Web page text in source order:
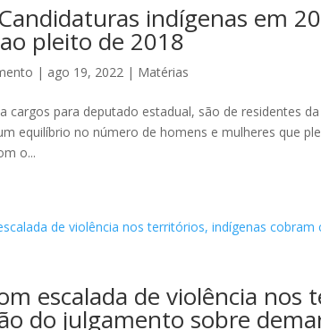
indígenas em
pleito de 2018
| ago 19, 2022 | Matérias
cargos para deputado estadual, são de residentes
equilíbrio no número de homens e mulheres que
o...
escalada de violência
do julgamento sobre